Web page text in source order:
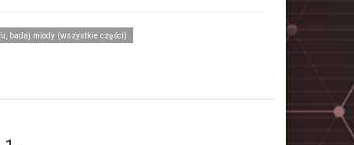
badaj miody (wszystkie części)